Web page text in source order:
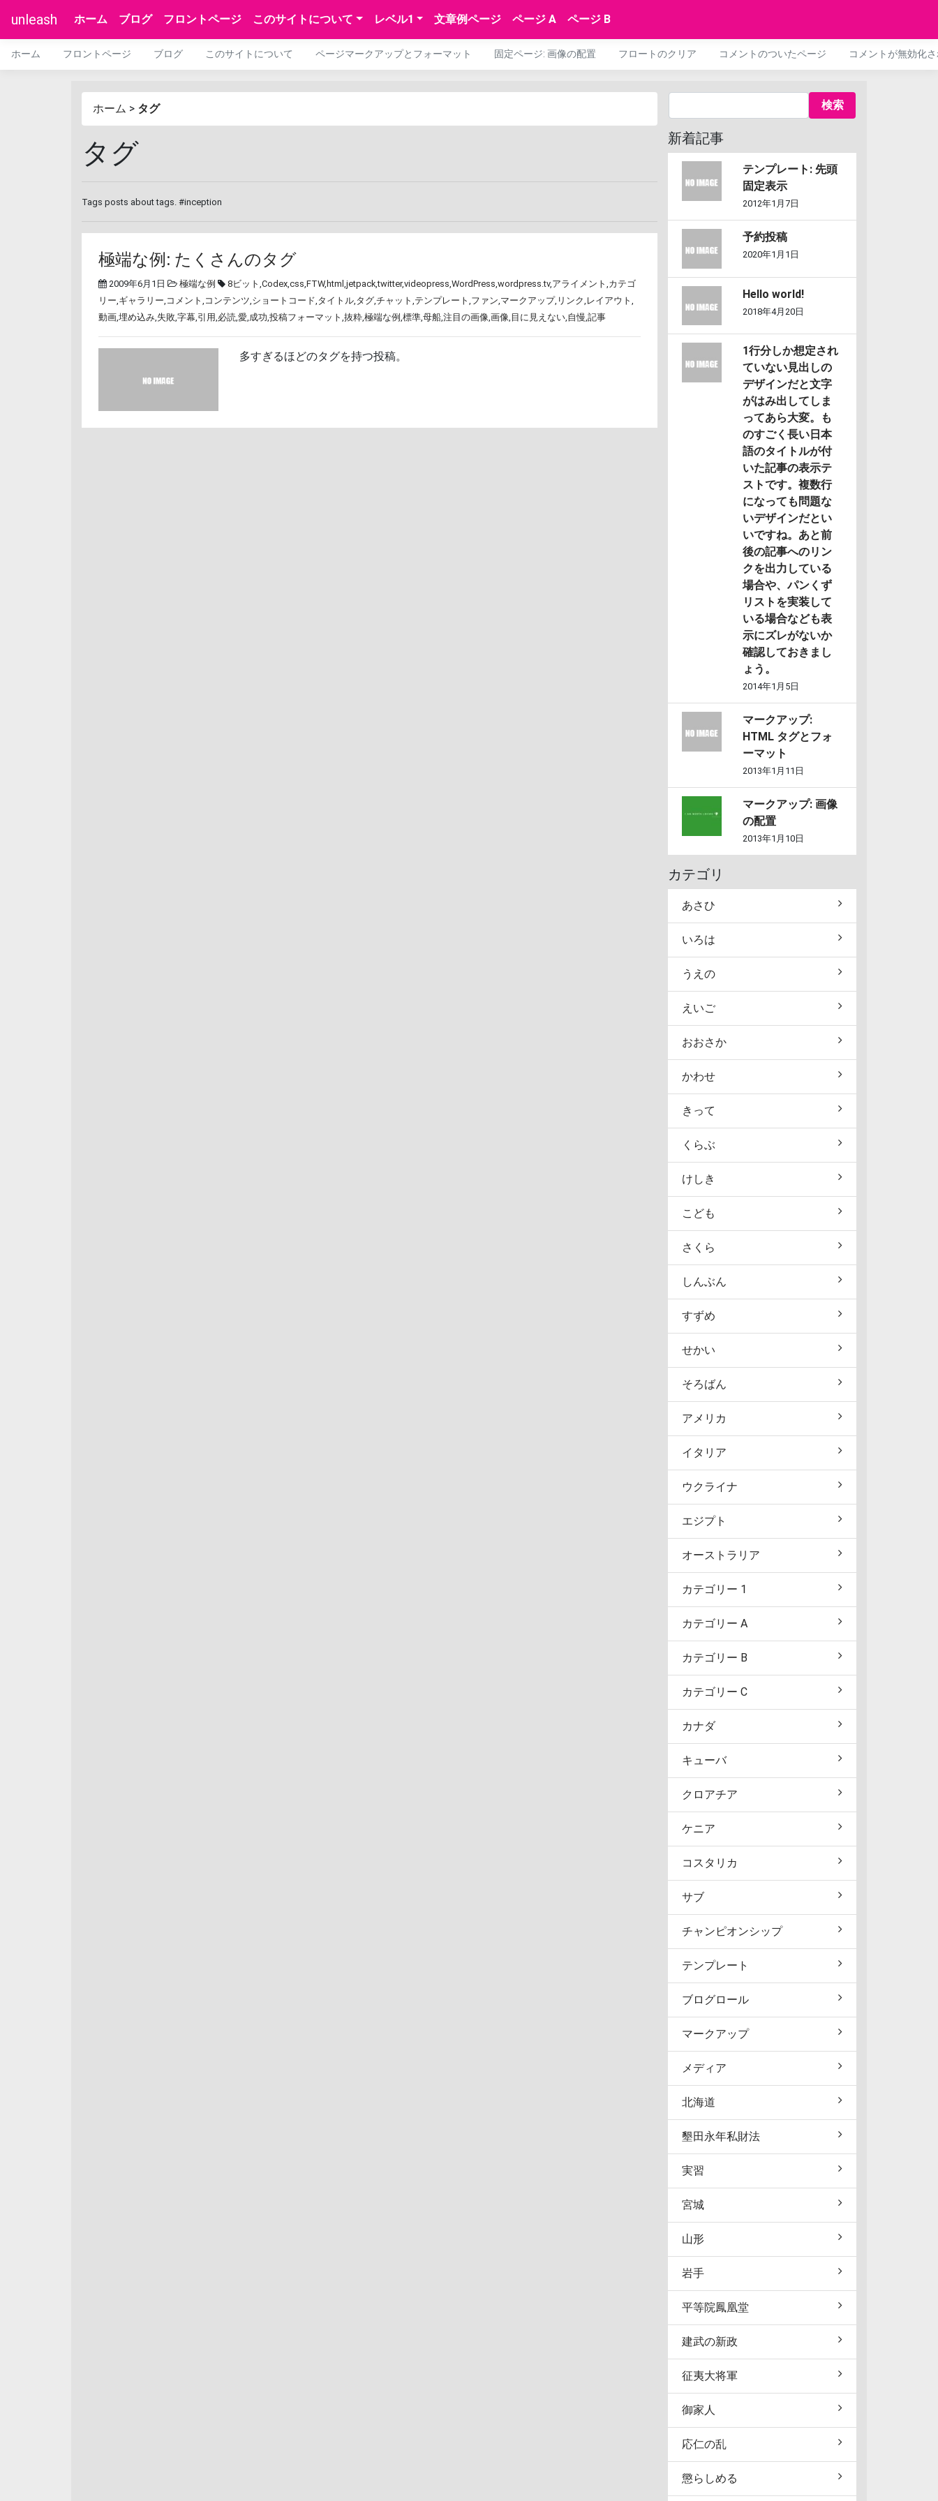
unleash ホーム ブログ フロントページ このサイトについて レベル1 文章例ページ ページ A ページ B
ホーム フロントページ ブログ このサイトについて ページマークアップとフォーマット 固定ページ: 画像の配置 フロートのクリア コメントのついたページ コメントが無効化
ホーム > タグ
タグ
Tags posts about tags. #inception
極端な例: たくさんのタグ
2009年6月1日 極端な例 8ビット ,Codex,css,FTW, html ,jetpack,twitter,videopress,WordPress,wordpress.tv,アライメント ,カテゴ
リー,ギャラリー, コメント , コンテンツ,ショートコード,タイトル,タグ,チャット ,テンプレート ,ファン,マークアップ, リンク, レイアウト ,
動画,埋め込み,失敗,字幕,引用,必読,愛,成功,投稿フォーマット ,抜粋,極端な例 ,標準,母船,注目の画像,画像, 目に見えない,自慢,記事
多すぎるほどのタグを持つ投稿。
新着記事
テンプレート: 先頭
固定表示
2012年1月7日
予約投稿
2020年1月1日
Hello world!
2018年4月20日
1行分しか想定され
ていない見出しの
デザインだと文字
がはみ出してしま
ってあら大変。も
のすごく長い日本
語のタイトルが付
いた記事の表示テ
ストです。複数行
になっても問題な
いデザインだとい
いですね。あと前
後の記事へのリン
クを出力している
場合や、パンくず
リストを実装して
いる場合なども表
示にズレがないか
確認しておきまし
ょう。
2014年1月5日
マークアップ:
HTML タグとフォ
ーマット
2013年1月11日
マークアップ: 画像
の配置
2013年1月10日
カテゴリ
あさひ
いろは
うえの
えいご
おおさか
かわせ
きって
くらぶ
けしき
こども
さくら
しんぶん
すずめ
せかい
そろばん
アメリカ
イタリア
ウクライナ
エジプト
オーストラリア
カテゴリー 1
カテゴリー A
カテゴリー B
カテゴリー C
カナダ
キューバ
クロアチア
ケニア
コスタリカ
サブ
チャンピオンシップ
テンプレート
ブログロール
マークアップ
メディア
北海道
墾田永年私財法
実習
宮城
山形
岩手
平等院鳳凰堂
建武の新政
征夷大将軍
御家人
応仁の乱
懲らしめる